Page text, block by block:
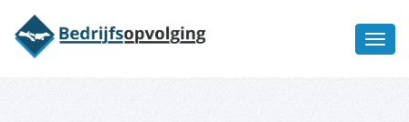
bedrijfsopvolging voor fiscaal
juridisch advies
Ik wil meer informatie